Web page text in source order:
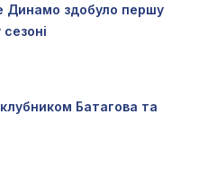
Динамо здобуло першу
Батагова та